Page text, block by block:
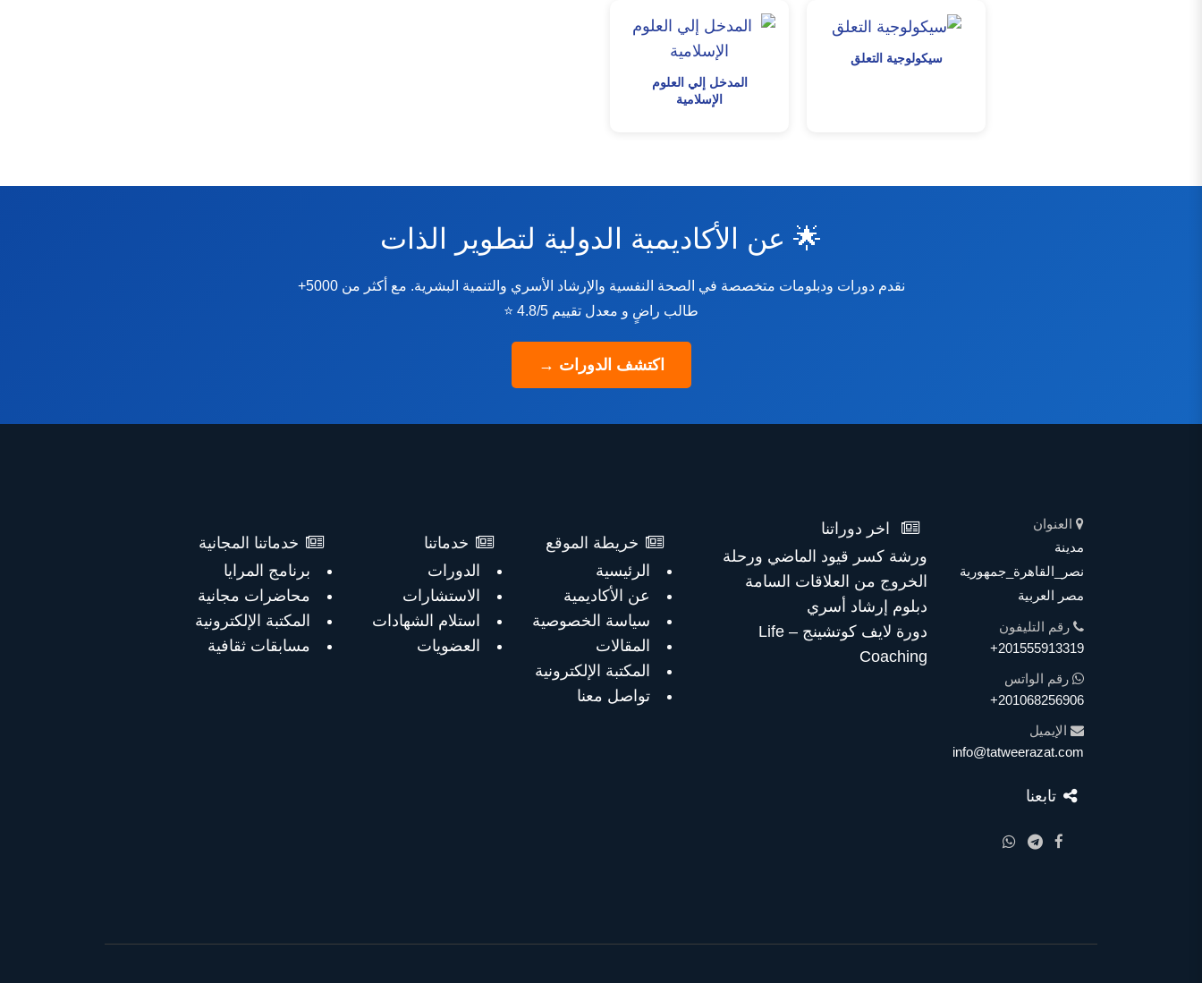
سيكولوجية التعلق
المدخل إلي العلوم
الإسلامية
🌟 عن الأكاديمية الدولية لتطوير الذات
نقدم دورات ودبلومات متخصصة في الصحة النفسية والإرشاد الأسري والتنمية البشرية. مع أكثر من 5000+
طالب راضٍ و معدل تقييم 4.8/5 ⭐
اكتشف الدورات →
العنوان
مدينة
نصر_القاهرة_جمهورية
مصر العربية
رقم التليفون
+201555913319
رقم الواتس
+201068256906
الإيميل
info@tatweerazat.com
تابعنا
اخر دوراتنا
ورشة كسر قيود الماضي ورحلة
الخروج من العلاقات السامة
دبلوم إرشاد أسري
دورة لايف كوتشينج – Life
Coaching
خريطة الموقع
الرئيسية
عن الأكاديمية
سياسة الخصوصية
المقالات
المكتبة الإلكترونية
تواصل معنا
خدماتنا
الدورات
الاستشارات
استلام الشهادات
العضويات
خدماتنا المجانية
برنامج المرايا
محاضرات مجانية
المكتبة الإلكترونية
مسابقات ثقافية